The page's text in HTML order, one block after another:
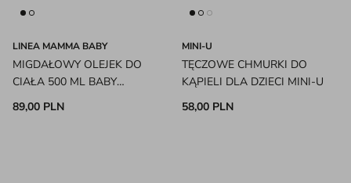
LINEA MAMMA BABY
MIGDAŁOWY OLEJEK DO
CIAŁA 500 ML BABY
BABY
89,00 PLN
MINI-U
TĘCZOWE CHMURKI DO
KĄPIELI DLA DZIECI MINI-U
58,00 PLN